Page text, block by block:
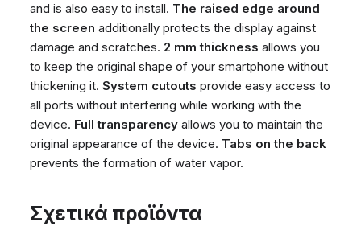
and is also easy to install. The raised edge around
the screen additionally protects the display against
damage and scratches. 2 mm thickness allows you
to keep the original shape of your smartphone without
thickening it.System cutouts provide easy access to
all ports without interfering while working with the
device. Full transparency allows you to maintain the
original appearance of the device. Tabs on the back
prevents the formation of water vapor.
Σχετικά προϊόντα